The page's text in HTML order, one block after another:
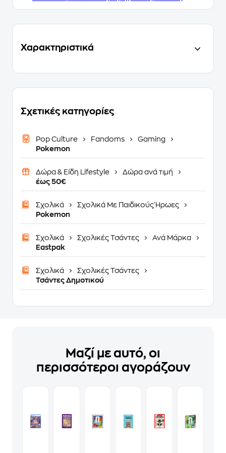
Χαρακτηριστικά
Σχετικές κατηγορίες
Pop Culture Fandoms
Gaming
Pokemon
Δώρα & Είδη Lifestyle
Δώρα ανά τιμή
έως 50€
Σχολικά
Σχολικά Με Παιδικούς Ήρωες
Pokemon
Σχολικά Σχολικές Τσάντες
Ανά Μάρκα
Eastpak
Σχολικά
Σχολικές Τσάντες
Τσάντες Δημοτικού
Μαζί με αυτό, οι
περισσότεροι αγοράζουν